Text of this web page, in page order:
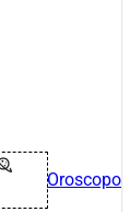
Oroscopo